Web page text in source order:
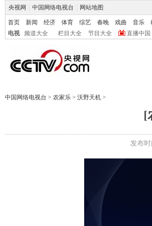
央视网 中国网络电视台 网站地图
首页 新闻 经济 体育 综艺 春晚 戏曲 音乐
电视
频道大全 栏目大全 节目大全 直播中国
中国网络电视台 > 农家乐 > 沃野天机 >
[
发布